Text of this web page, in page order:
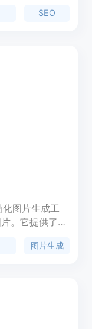
量。使用
SEO
图片生成工
。它提供了直
体。使用图片生成